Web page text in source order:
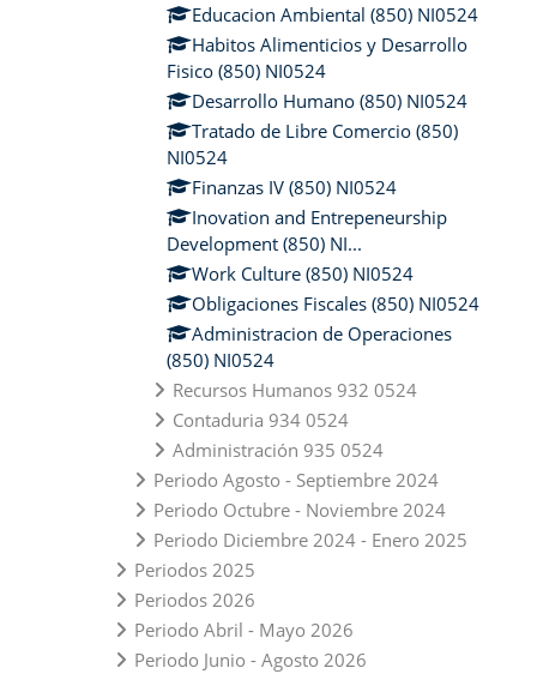
Educacion Ambiental (850) NI0524
Habitos Alimenticios y Desarrollo
Fisico (850) NI0524
Desarrollo Humano (850) NI0524
Tratado de Libre Comercio (850)
NI0524
Finanzas IV (850) NI0524
Inovation and Entrepeneurship
Development (850) NI...
Work Culture (850) NI0524
Obligaciones Fiscales (850) NI0524
Administracion de Operaciones
(850) NI0524
Recursos Humanos 932 0524
Contaduria 934 0524
Administración 935 0524
Periodo Agosto - Septiembre 2024
Periodo Octubre - Noviembre 2024
Periodo Diciembre 2024 - Enero 2025
Periodos 2025
Periodos 2026
Periodo Abril - Mayo 2026
Periodo Junio - Agosto 2026